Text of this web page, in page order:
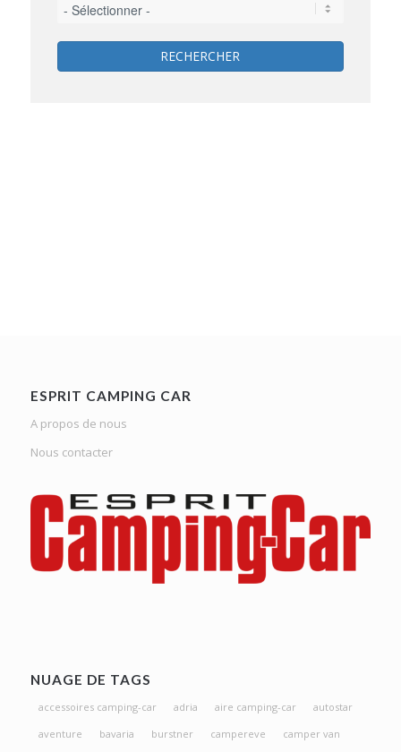
RECHERCHER
ESPRIT CAMPING CAR
A propos de nous
Nous contacter
NUAGE DE TAGS
accessoires camping-car adria aire camping-car
autostar
aventure
bavaria burstner campereve
camper van